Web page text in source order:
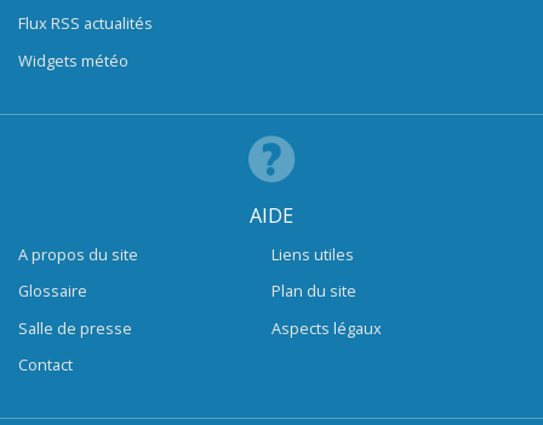
Flux RSS actualités
Widgets météo
AIDE
A propos du site
Glossaire
Salle de presse
Contact
Liens utiles
Plan du site
Aspects légaux